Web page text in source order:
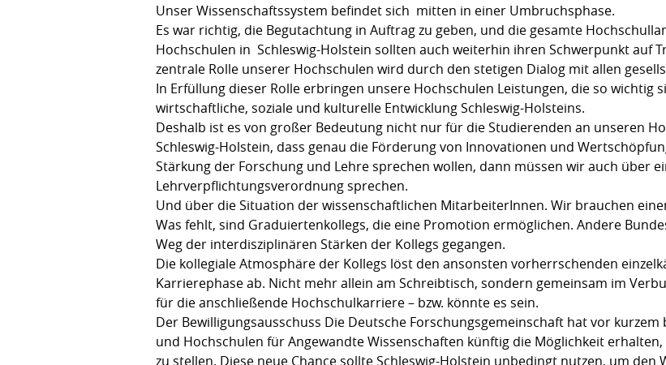
Unser Wissenschaftssystem befindet sich mitten in einer Umbruchsphase.
Es war richtig, die Begutachtung in Auftrag zu geben, und die gesamte
Hochschulen in Schleswig-Holstein sollten auch weiterhin ihren Schwerpunkt auf
zentrale Rolle unserer Hochschulen wird durch den stetigen Dialog mit allen
In Erfüllung dieser Rolle erbringen unsere Hochschulen Leistungen, die so wichtig
wirtschaftliche, soziale und kulturelle Entwicklung Schleswig-Holsteins.
Deshalb ist es von großer Bedeutung nicht nur für die Studierenden an unseren
Schleswig-Holstein, dass genau die Förderung von Innovationen und
Stärkung der Forschung und Lehre sprechen wollen, dann müssen wir auch über
Lehrverpflichtungsverordnung sprechen.
Und über die Situation der wissenschaftlichen MitarbeiterInnen. Wir brauchen
Was fehlt, sind Graduiertenkollegs, die eine Promotion ermöglichen. Andere
Weg der interdisziplinären Stärken der Kollegs gegangen.
Die kollegiale Atmosphäre der Kollegs löst den ansonsten vorherrschenden
Karrierephase ab. Nicht mehr allein am Schreibtisch, sondern gemeinsam im
für die anschließende Hochschulkarriere – bzw. könnte es sein.
Der Bewilligungsausschuss Die Deutsche Forschungsgemeinschaft hat vor
und Hochschulen für Angewandte Wissenschaften künftig die Möglichkeit
zu stellen. Diese neue Chance sollte Schleswig-Holstein unbedingt nutzen, um den